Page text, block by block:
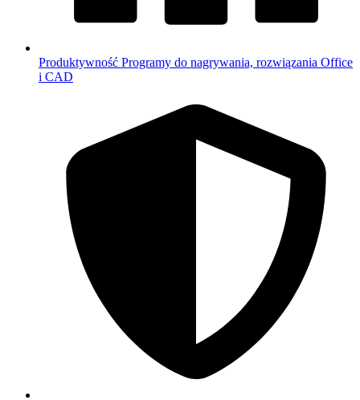
Produktywność Programy do nagrywania, rozwiązania Office
i CAD